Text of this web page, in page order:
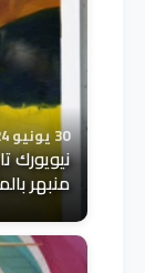
30 يونيو 2024
نيويورك
منبهر